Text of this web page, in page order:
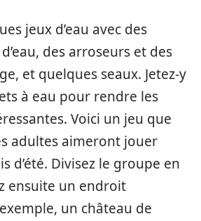
jeux d’eau avec des
des arroseurs et des
et quelques seaux. Jetez-y
à eau pour rendre les
Voici un jeu que
adultes aimeront jouer
d’été. Divisez le groupe en
ensuite un endroit
un château de